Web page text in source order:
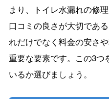
まり、トイレ水漏れの修
口コミの良さが大切であ
れだけでなく料金の安さ
重要な要素です。この3つ
いるか選びましょう。